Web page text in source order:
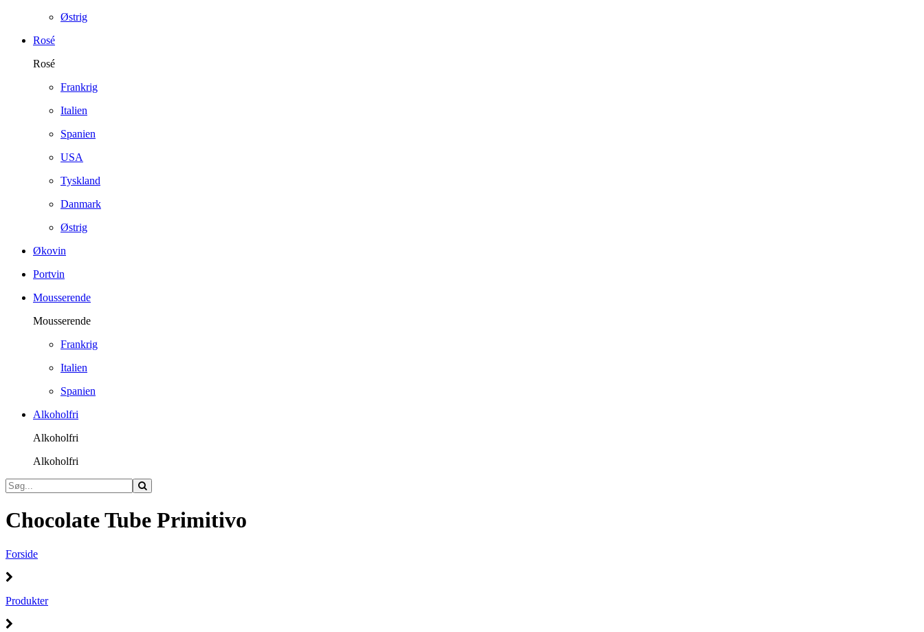
Østrig
Rosé
Rosé
Frankrig
Italien
Spanien
USA
Tyskland
Danmark
Østrig
Økovin
Portvin
Mousserende
Mousserende
Frankrig
Italien
Spanien
Alkoholfri
Alkoholfri
Alkoholfri
Chocolate Tube Primitivo
Forside
Produkter